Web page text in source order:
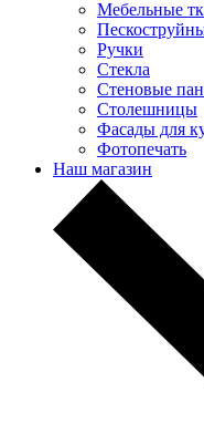
Мебельные
Ручки
Стекла
Стеновые
Столешницы
Фасады для
Фотопечать
Наш магазин